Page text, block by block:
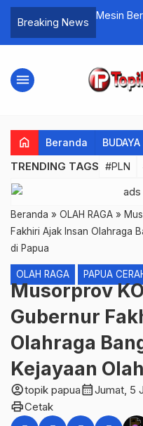
Breaking News
Mesin
menu
home Beranda
TRENDING TAGS #PLN
Beranda » OLAH RAGA »
Fakhiri Ajak Insan Olahraga
di Papua
OLAH RAGA PAPUA
Musorprov
Gubernur
Olahraga
Kejayaan
account_circletopik papuacalendar_monthJumat, 5
printCetak